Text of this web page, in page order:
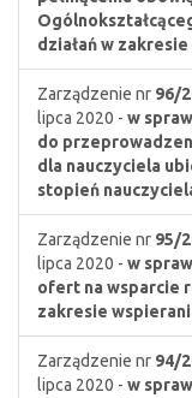
działań w
Zarządzenie nr 96/
lipca 2020 - w
do
dla nauczyciela
stopień
Zarządzenie nr 95/
lipca 2020 - w
ofert na wsparcie
zakresie
Zarządzenie nr 94/
lipca 2020 - w